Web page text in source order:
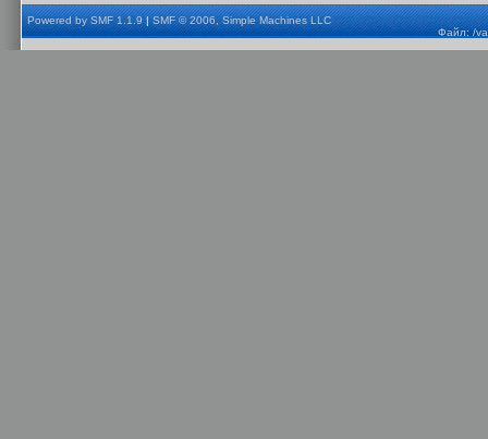
Powered by SMF 1.1.9|SMF © 2006, Simple Machines LLC
Файл: /